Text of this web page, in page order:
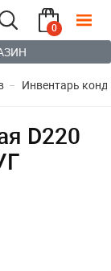
0
Инвентарь
D220